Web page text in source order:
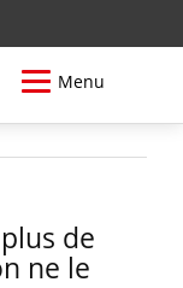
Menu
de
ne le